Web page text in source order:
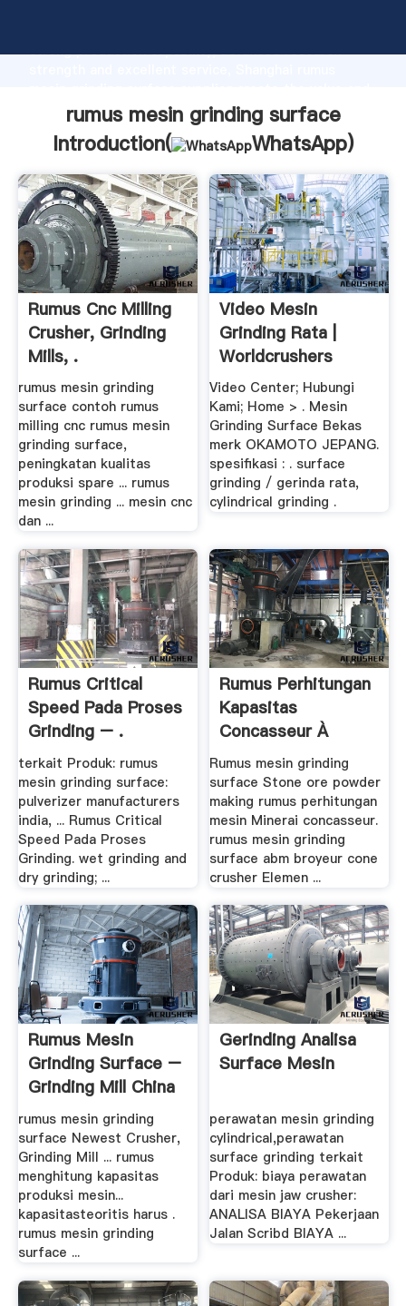
strong production capability, advanced research
bring values to all of customers.
rumus mesin grinding surface
Introduction(
WhatsApp)
Rumus Cnc Milling
Crusher, Grinding
Mills, .
rumus mesin grinding
surface contoh rumus
milling cnc rumus mesin
grinding surface,
peningkatan kualitas
produksi spare ... rumus
mesin grinding ... mesin cnc
dan ...
Video Mesin
Grinding Rata |
Worldcrushers
Video Center; Hubungi
Kami; Home > . Mesin
Grinding Surface Bekas
merk OKAMOTO JEPANG.
spesifikasi : . surface
grinding / gerinda rata,
cylindrical grinding .
Rumus Critical
Speed Pada Proses
Grinding – .
terkait Produk: rumus
mesin grinding surface:
pulverizer manufacturers
india, ... Rumus Critical
Speed Pada Proses
Grinding. wet grinding and
dry grinding; ...
Rumus Perhitungan
Kapasitas
Concasseur À
Machoires
Rumus mesin grinding
surface Stone ore powder
making rumus perhitungan
mesin Minerai concasseur.
rumus mesin grinding
surface abm broyeur cone
crusher Elemen ...
Rumus Mesin
Grinding Surface –
Grinding Mill China
rumus mesin grinding
surface Newest Crusher,
Grinding Mill ... rumus
menghitung kapasitas
produksi mesin...
kapasitasteoritis harus .
rumus mesin grinding
surface ...
Gerinding Analisa
Surface Mesin
perawatan mesin grinding
cylindrical,perawatan
surface grinding terkait
Produk: biaya perawatan
dari mesin jaw crusher:
ANALISA BIAYA Pekerjaan
Jalan Scribd BIAYA ...